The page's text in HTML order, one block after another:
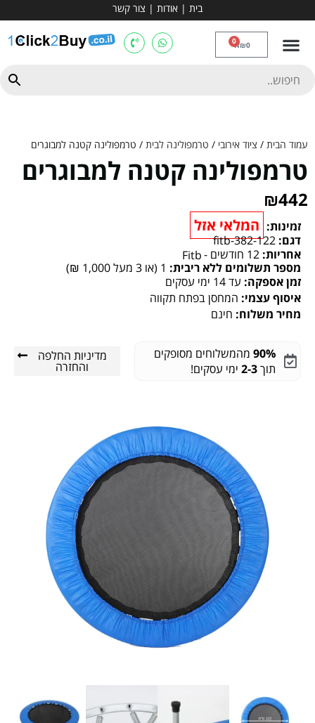
בית | אודות | צור קשר
₪0
0
עמוד הבית / ציוד אירובי / טרמפולינה לבית / טרמפולינה קטנה למבוגרים
טרמפולינה קטנה למבוגרים
₪442
זמינות: המלאי אזל
דגם: fitb-382-122
אחריות: 12 חודשים -
Fitb
מספר תשלומים ללא ריבית: 1 (או 3 מעל 1,000 ₪)
זמן אספקה: עד 14 ימי עסקים
איסוף עצמי: המחסן בפתח תקווה
מחיר משלוח: חינם
90% מהמשלוחים מסופקים
תוך2-3 ימי עסקים!
מדיניות החלפה
והחזרה